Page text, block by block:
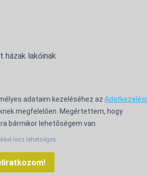
házak lakóinak
adataim kezeléséhez az Adatkezelési
megfelelően. Megértettem, hogy
bármikor lehetőségem van.
lesz lehetséges.